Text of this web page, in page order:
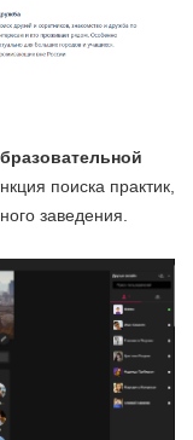
поиска практик,
заведения.